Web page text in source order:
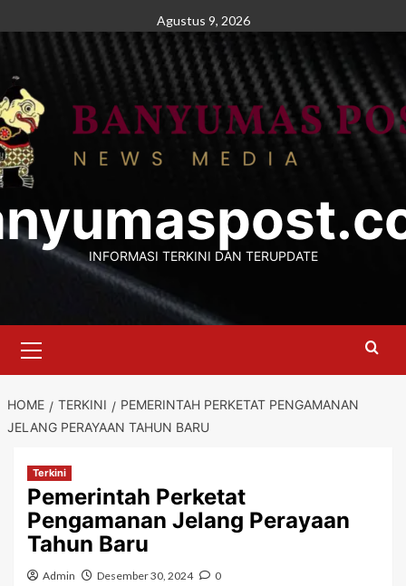
to
Agustus 9, 2026
INFORMASI TERKINI DAN TERUPDATE
Menu
HOME TERKINI
PEMERINTAH PERKETAT PENGAMANAN
JELANG PERAYAAN TAHUN BARU
Terkini
Pemerintah Perketat
Pengamanan Jelang Perayaan
Tahun Baru
Admin Desember 30, 2024 0